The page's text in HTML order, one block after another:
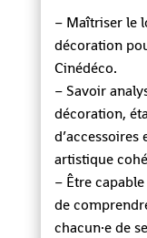
– Maîtriser le
décoration
Cinédéco.
– Savoir
décoration,
artistique
– Être
de
chacun·e de